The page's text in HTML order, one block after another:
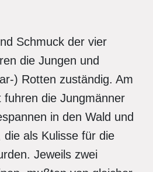
Schmuck der vier
die Jungen und
) Rotten zuständig. Am
fuhren die Jungmänner
in den Wald und
die als Kulisse für die
Jeweils zwei